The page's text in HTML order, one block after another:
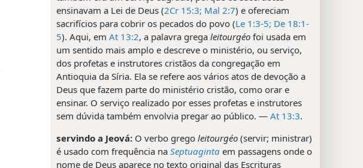
ensinavam a Lei de Deus (2Cr 15:3; Mal 2:7) e ofereciam
sacrifícios para cobrir os pecados do povo (Le 1:3-5; De 18:1-
5). Aqui, em At 13:2, a palavra grega leitourgéo foi usada em
um sentido mais amplo e descreve o ministério, ou serviço,
dos profetas e instrutores cristãos da congregação em
Antioquia da Síria. Ela se refere aos vários atos de devoção a
Deus que fazem parte do ministério cristão, como orar e
ensinar. O serviço realizado por esses profetas e instrutores
sem dúvida também envolvia pregar ao público. — At 13:3.
servindo a Jeová: O verbo grego leitourgéo (servir; ministrar)
é usado com frequência na Septuaginta em passagens onde o
nome de Deus aparece no texto original das Escrituras